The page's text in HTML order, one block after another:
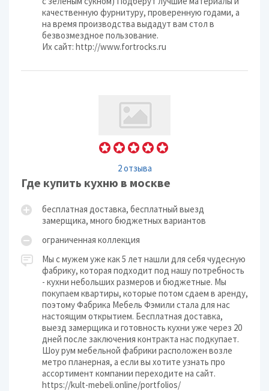
качественную фурнитуру, проверенную годами, а
на время производства выдадут вам стол в
безвозмездное пользование. ⠀
Их сайт: http://www.fortrocks.ru
2 отзыва
Где купить кухню в москве
бесплатная доставка, бесплатный выезд
замерщика, много бюджетных вариантов
ограниченная коллекция
Мы с мужем уже как 5 лет нашли для себя чудесную
фабрику, которая подходит под нашу потребность
- кухни небольших размеров и бюджетные. Мы
покупаем квартиры, которые потом сдаем в аренду,
поэтому Фабрика Мебель Фэмили стала для нас
настоящим открытием. Бесплатная доставка,
выезд замерщика и готовность кухни уже через 20
дней после заключения контракта нас подкупает.
Шоу рум мебельной фабрики расположен возле
метро планерная, а если вы хотите узнать про
ассортимент компании переходите на сайт.
https://kult-mebeli.online/portfolios/